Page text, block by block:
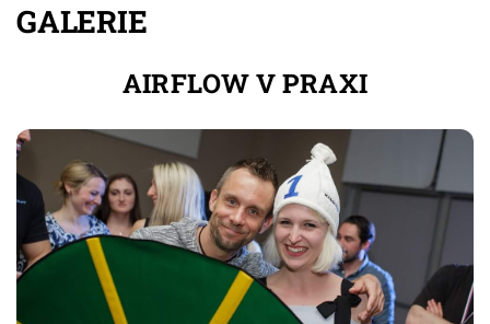
GALERIE
AIRFLOW V PRAXI